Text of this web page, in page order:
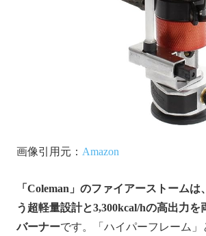
画像引用元： Amazon
「Coleman」のファイアーストームは
う超軽量設計と3,300kcal/hの高出力を
バーナーです。「ハイパーフレーム